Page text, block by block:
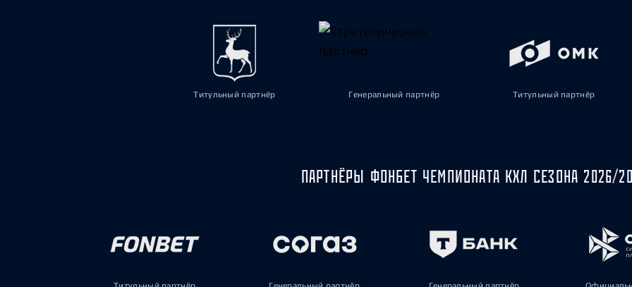
Титульный партнёр Генеральный партнёр Титульный партнёр
ПАРТНЁРЫ ФОНБЕТ ЧЕМПИОНАТА КХЛ СЕЗОНА 2026/